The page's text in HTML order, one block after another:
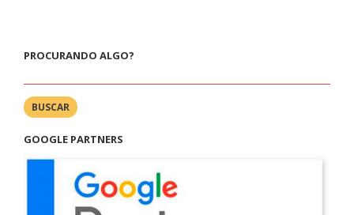
PROCURANDO ALGO?
BUSCAR
GOOGLE PARTNERS